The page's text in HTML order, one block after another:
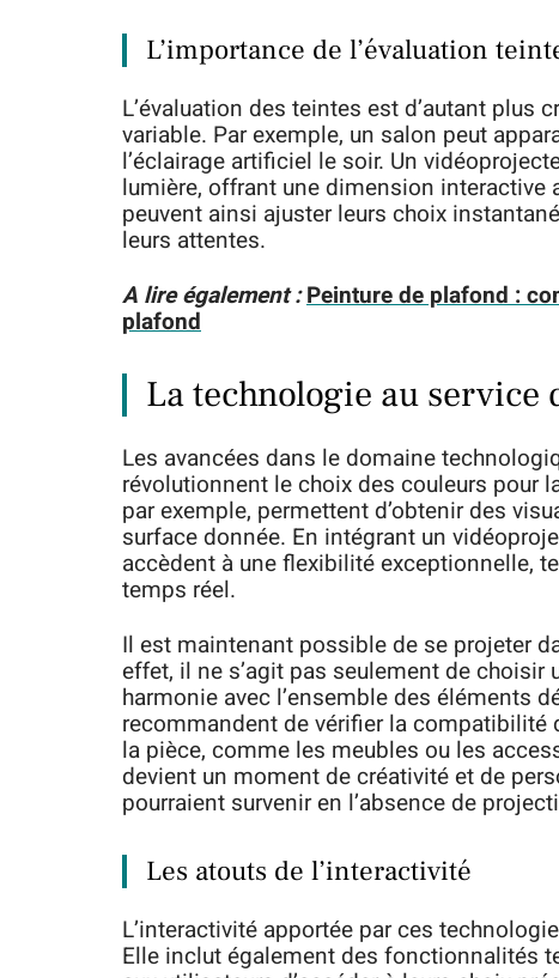
L’importance de l’évaluation
L’évaluation des teintes est d’autant plus
variable. Par exemple, un salon peut
l’éclairage artificiel le soir. Un
lumière, offrant une dimension
peuvent ainsi ajuster leurs choix
leurs attentes.
A lire également :Peinture de plafond :
plafond
La technologie au service
Les avancées dans le domaine
révolutionnent le choix des couleurs pour
par exemple, permettent d’obtenir des
surface donnée. En intégrant un
accèdent à une flexibilité exceptionnelle,
temps réel.
Il est maintenant possible de se projeter
effet, il ne s’agit pas seulement de
harmonie avec l’ensemble des éléments
recommandent de vérifier la
la pièce, comme les meubles ou les
devient un moment de créativité et de
pourraient survenir en l’absence de
Les atouts de l’interactivité
L’interactivité apportée par ces
Elle inclut également des fonctionnalités